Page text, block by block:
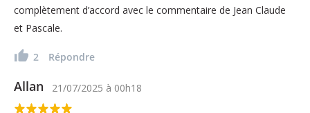
complètement d’accord avec le commentaire de Jean Claude
et Pascale.
2 Répondre
Allan 21/07/2025 à 00h18